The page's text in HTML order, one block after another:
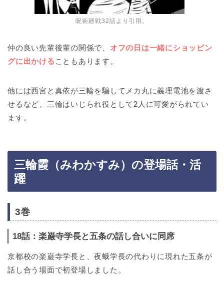
呪術廻戦32話より引用。
仲の良い先輩後輩の関係で、 オフの日は一緒にショッピン
グに出かける こともあります。
他には西宮と真依が三輪を騙してメカ丸に義理電池を渡さ
せるなど、三輪はいじられ役として2人に可愛がられてい
ます。
三輪霞（みわかすみ）の登場話・活
躍
3巻
18話：楽巌寺学長と五条の話し合いに同席
京都校の楽巌寺学長と、夜蛾学長の代わりに現れた五条が
話し合う場面で初登場しました。